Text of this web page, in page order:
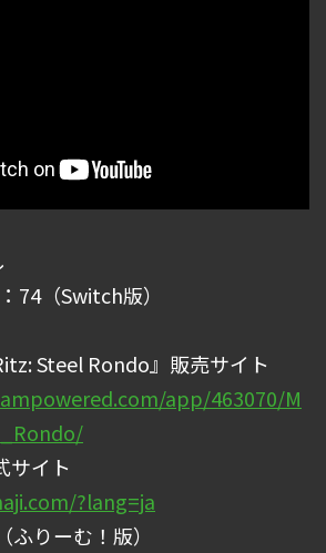
74（Switch版）
Steel Rondo』販売サイト
app/463070/M
サイト
?lang=ja
ふりーむ！版）